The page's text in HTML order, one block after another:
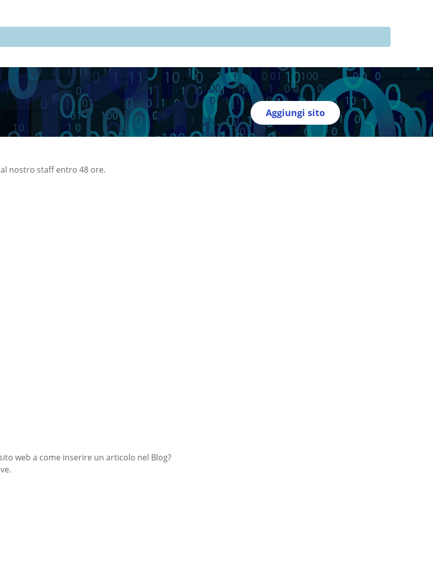
Aggiungi sito
nostro staff entro 48 ore.
web a come inserire un articolo nel Blog?